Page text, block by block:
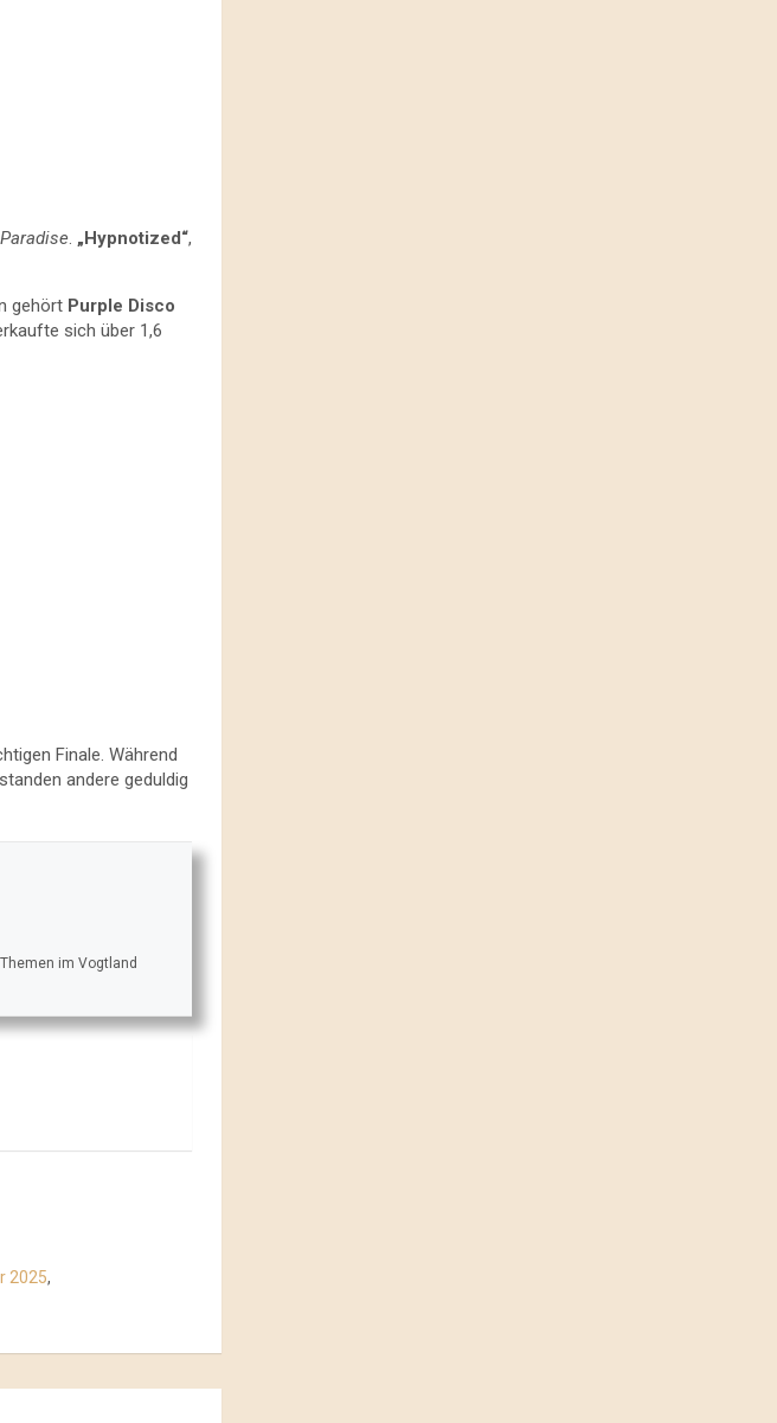
Paradise „Hypnotized“,
gehört Purple Disco
sich über 1,6
Finale. Während
andere geduldig
im Vogtland
2025,